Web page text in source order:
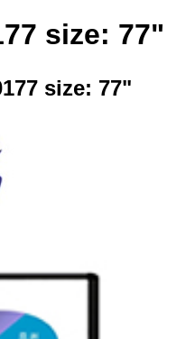
size: 77"
size: 77"